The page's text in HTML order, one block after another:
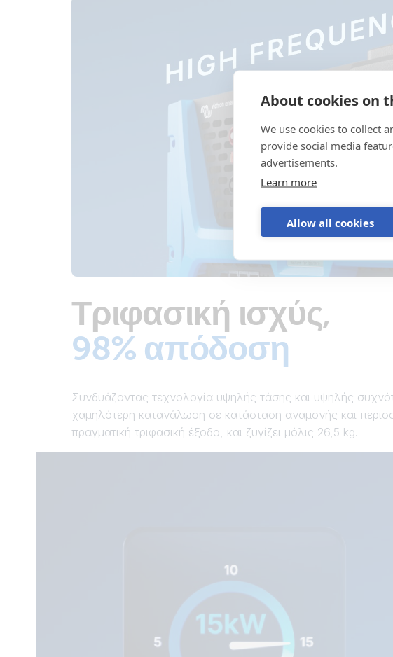
About cookies on
We use cookies to collect
provide social media
advertisements.
Learn more
Allow all cookies
Τριφασική ισχύς,
98% απόδοση
Συνδυάζοντας τεχνολογία υψηλής τάσης και υψηλής
χαμηλότερη κατανάλωση σε κατάσταση αναμονής και
πραγματική τριφασική έξοδο, και ζυγίζει μόλις 26,5 kg.